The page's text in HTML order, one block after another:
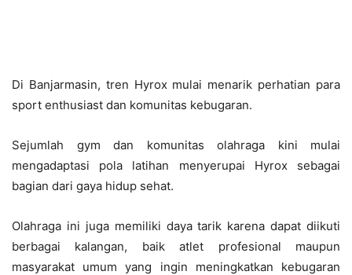
Di Banjarmasin, tren Hyrox mulai menarik perhatian para
sport enthusiast dan komunitas kebugaran.
Sejumlah gym dan komunitas olahraga kini mulai
mengadaptasi pola latihan menyerupai Hyrox sebagai
bagian dari gaya hidup sehat.
Olahraga ini juga memiliki daya tarik karena dapat diikuti
berbagai kalangan, baik atlet profesional maupun
masyarakat umum yang ingin meningkatkan kebugaran